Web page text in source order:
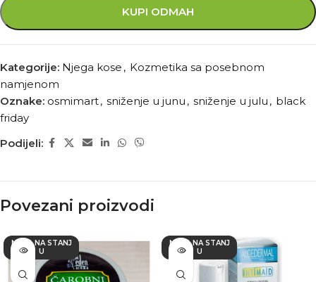
KUPI ODMAH
Kategorije: Njega kose , Kozmetika sa posebnom
namjenom
Oznake: osmimart, sniženje u junu , sniženje u julu , black
friday
Podijeli:
Povezani proizvodi
NEMA NA STANJ
U
NEMA NA STANJ
U